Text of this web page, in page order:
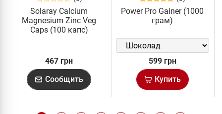
Solaray Calcium
Magnesium Zinc Veg
Caps (100 капс)
467 грн
Сообщить
Power Pro Gainer (1000
грам)
599 грн
Купить